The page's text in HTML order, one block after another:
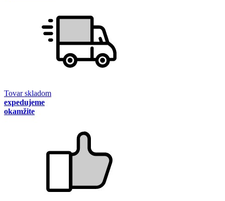
Tovar skladom
expedujeme
okamžite